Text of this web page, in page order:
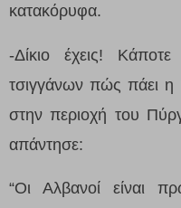
κατακόρυφα.
-Δίκιο έχεις!
τσιγγάνων πώς πάει η
στην περιοχή του
απάντησε:
“Οι Αλβανοί είναι